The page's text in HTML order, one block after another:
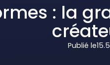
: la
Publié le